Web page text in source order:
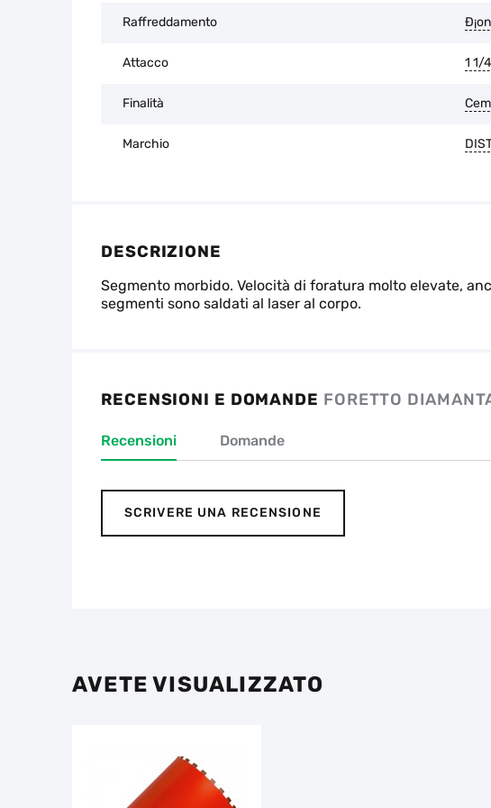
Raffreddamento
Attacco 1 1/
Finalità
Marchio
DESCRIZIONE
Segmento morbido. Velocità di foratura molto elevate,
segmenti sono saldati al laser al corpo.
RECENSIONI E DOMANDE FORETTO
Recensioni Domande
SCRIVERE UNA RECENSIONE
AVETE VISUALIZZATO